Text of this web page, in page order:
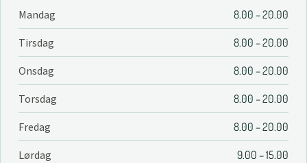
Mandag 8.00 – 20.00
Tirsdag 8.00 – 20.00
Onsdag 8.00 – 20.00
Torsdag 8.00 – 20.00
Fredag 8.00 – 20.00
Lørdag 9.00 – 15.00